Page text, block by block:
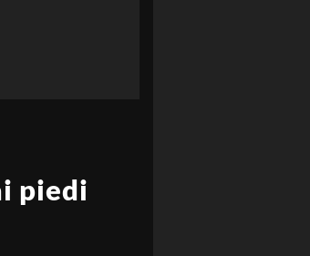
piedi